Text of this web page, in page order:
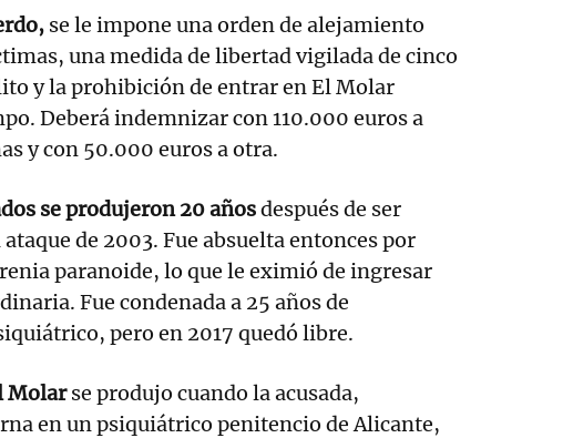
se le impone una orden de alejamiento
una medida de libertad vigilada de cinco
y la prohibición de entrar en El Molar
Deberá indemnizar con 110.000 euros a
y con 50.000 euros a otra.
se produjeron 20 añosdespués de ser
de 2003. Fue absuelta entonces por
paranoide, lo que le eximió de ingresar
Fue condenada a 25 años de
pero en 2017 quedó libre.
Molarse produjo cuando la acusada,
en un psiquiátrico penitencio de Alicante,